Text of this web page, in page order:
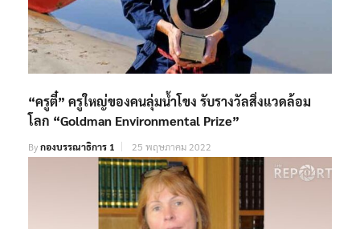
“ครูตี๋” ครูใหญ่ของคนลุ่มน้ำโขง รับรางวัลสิ่งแวดล้อม
โลก “Goldman Environmental Prize”
Byกองบรรณาธิการ 1 25 พฤษภาคม 2022